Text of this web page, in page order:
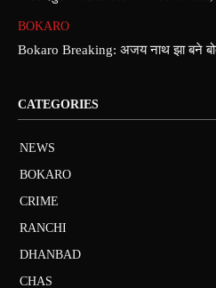
BOKARO
Bokaro Breaking: अजय नाथ झा बने
CATEGORIES
NEWS
BOKARO
CRIME
RANCHI
DHANBAD
CHAS